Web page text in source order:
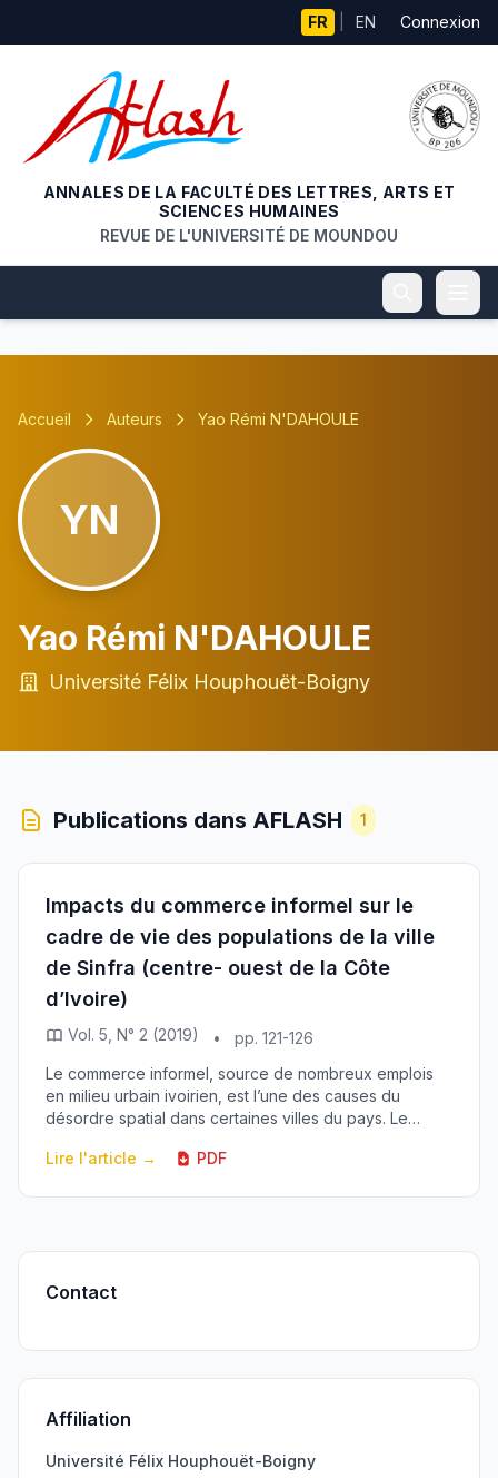
FR EN Connexion
ANNALES DE LA FACULTÉ DES LETTRES, ARTS ET
SCIENCES HUMAINES
REVUE DE L'UNIVERSITÉ DE MOUNDOU
Accueil Auteurs Yao Rémi N'DAHOULE
YN
Yao Rémi N'DAHOULE
Université Félix Houphouët-Boigny
Publications dans AFLASH 1
Impacts du commerce informel sur le
cadre de vie des populations de la ville
de Sinfra (centre- ouest de la Côte
d’Ivoire)
Vol. 5, N° 2 (2019) •
pp. 121-126
Le commerce informel, source de nombreux emplois
en milieu urbain ivoirien, est l’une des causes du
désordre spatial dans certaines villes du pays. Le
Lire l'article →
PDF
Contact
Affiliation
Université Félix Houphouët-Boigny